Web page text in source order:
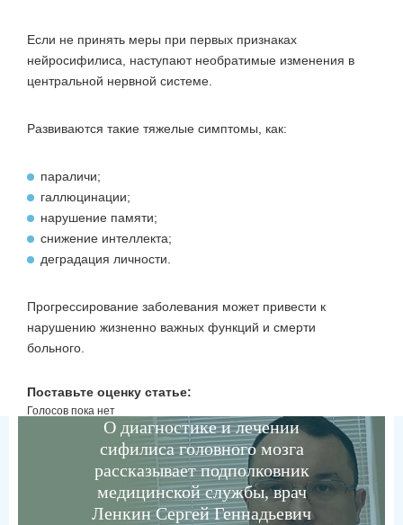
Если не принять меры при первых признаках
нейросифилиса, наступают необратимые изменения в
центральной нервной системе.
Развиваются такие тяжелые симптомы, как:
параличи;
галлюцинации;
нарушение памяти;
снижение интеллекта;
деградация личности.
Прогрессирование заболевания может привести к
нарушению жизненно важных функций и смерти
больного.
Поставьте оценку статье:
Голосов пока нет
О диагностике и лечении
сифилиса головного мозга
рассказывает подполковник
медицинской службы, врач
Ленкин Сергей Геннадьевич